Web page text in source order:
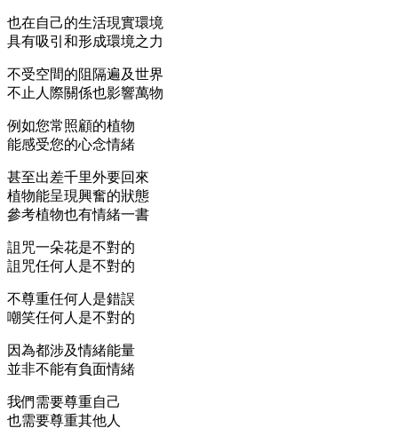
也在自己的生活現實環境
具有吸引和形成環境之力
不受空間的阻隔遍及世界
不止人際關係也影響萬物
例如您常照顧的植物
能感受您的心念情緒
甚至出差千里外要回來
植物能呈現興奮的狀態
參考植物也有情緒一書
詛咒一朵花是不對的
詛咒任何人是不對的
不尊重任何人是錯誤
嘲笑任何人是不對的
因為都涉及情緒能量
並非不能有負面情緒
我們需要尊重自己
也需要尊重其他人